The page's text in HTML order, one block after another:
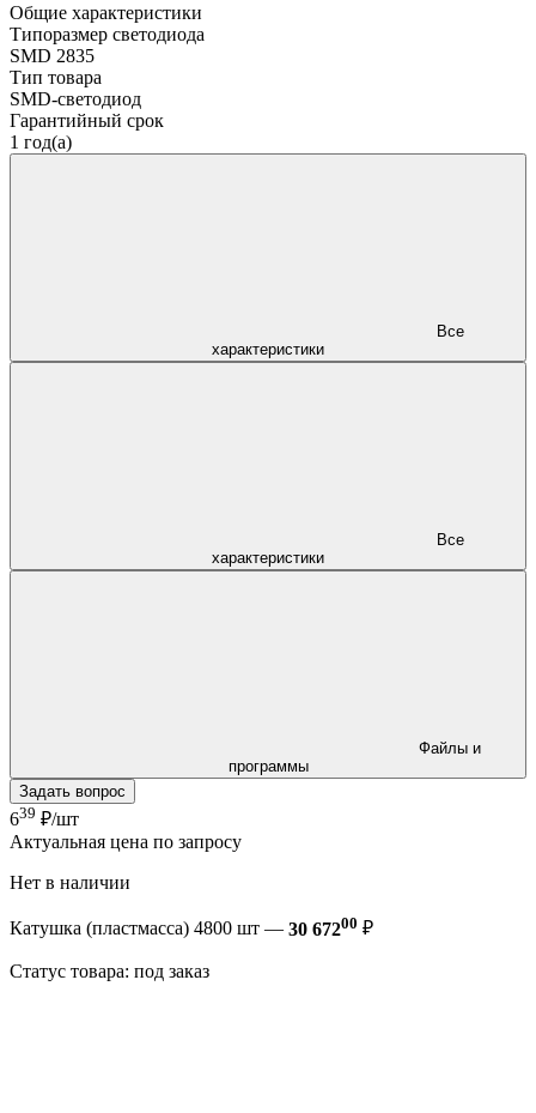
Общие характеристики
Типоразмер светодиода
SMD 2835
Тип товара
SMD-светодиод
Гарантийный срок
1 год(а)
характеристики
характеристики
программы
Задать вопрос
639 ₽/шт
Актуальная цена по запросу
Нет в наличии
Катушка (пластмасса) 4800 шт — 30 67200 ₽
Статус товара: под заказ